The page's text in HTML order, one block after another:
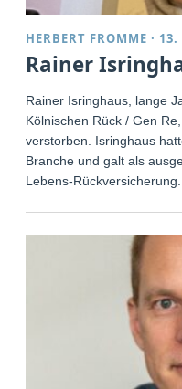
HERBERT FROMME · 13.
Rainer
Rainer Isringhaus, lange
Kölnischen Rück / Gen
verstorben. Isringhaus
Branche und galt als
Lebens-Rückversicherung.